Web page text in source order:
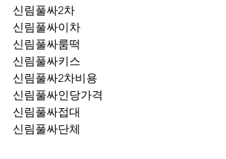
신림풀싸2차
신림풀싸이차
신림풀싸룸떡
신림풀싸키스
신림풀싸2차비용
신림풀싸인당가격
신림풀싸접대
신림풀싸단체